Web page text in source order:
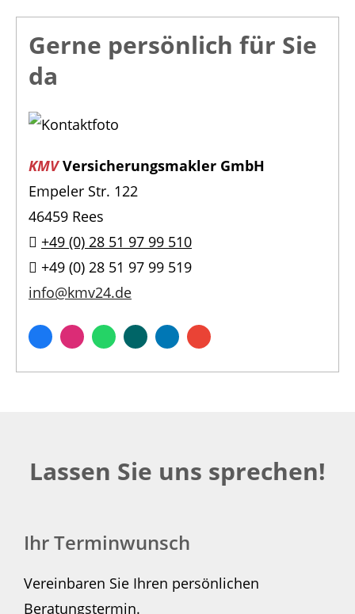
Gerne persönlich für Sie
da
KMVVersicherungsmakler GmbH
Empeler Str. 122
46459 Rees
+49 (0) 28 51 97 99 510
+49 (0) 28 51 97 99 519
info@kmv24.de
Lassen Sie uns sprechen!
Ihr Terminwunsch
Vereinbaren Sie Ihren persönlichen
Beratungstermin.